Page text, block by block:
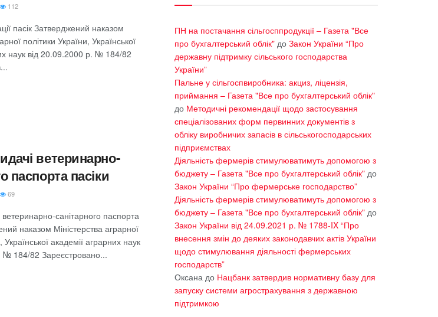
112
пасік Затверджений наказом
політики України, Української
наук від 20.09.2000 р. № 184/82
ветеринарно-
паспорта пасіки
69
санітарного паспорта
наказом Міністерства аграрної
Української академії аграрних наук
№ 184/82 Зареєстровано...
ПН на постачання сільгосппродукції – Газета "Все
про бухгалтерський облік" до Закон України “Про
державну підтримку сільського господарства
України”
Пальне у сільгоспвиробника: акциз, ліцензія,
приймання – Газета "Все про бухгалтерський облік"
до Методичні рекомендації щодо застосування
спеціалізованих форм первинних документів з
обліку виробничих запасів в сільськогосподарських
підприємствах
Діяльність фермерів стимулюватимуть допомогою з
бюджету – Газета "Все про бухгалтерський облік" до
Закон України “Про фермерське господарство”
Діяльність фермерів стимулюватимуть допомогою з
бюджету – Газета "Все про бухгалтерський облік" до
Закон України від 24.09.2021 р. № 1788-IX “Про
внесення змін до деяких законодавчих актів України
щодо стимулювання діяльності фермерських
господарств”
Оксана до Нацбанк затвердив нормативну базу для
запуску системи агрострахування з державною
підтримкою